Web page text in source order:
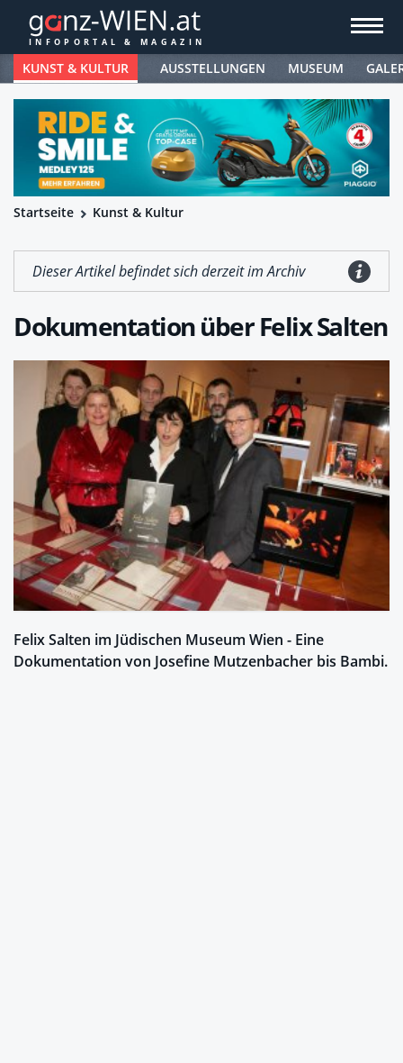
KUNST & KULTUR AUSSTELLUNGEN MUSEUM
Startseite Kunst & Kultur
Dieser Artikel befindet sich derzeit im Archiv
Dokumentation über Felix Salten
Felix Salten im Jüdischen Museum Wien - Eine
Dokumentation von Josefine Mutzenbacher bis Bambi.